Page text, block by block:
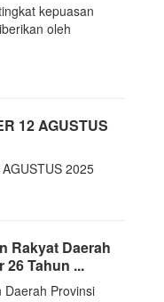
kepuasan
oleh
12 AGUSTUS
2025
Rakyat Daerah
26 Tahun ...
Daerah Provinsi